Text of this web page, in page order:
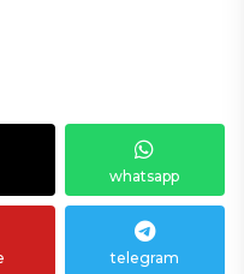
whatsapp
telegram